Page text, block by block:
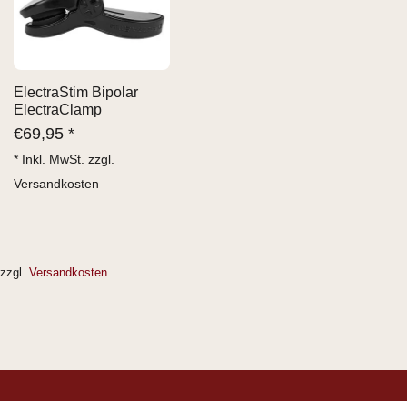
ElectraStim Bipolar
ElectraClamp
€69,95 *
* Inkl. MwSt. zzgl.
Versandkosten
zzgl. Versandkosten